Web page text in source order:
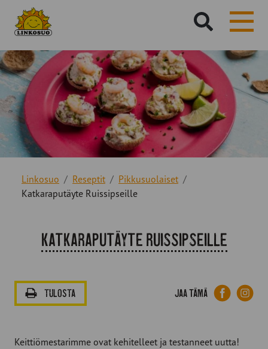
sivustolta:
Linkosuo Reseptit
Pikkusuolaiset
Katkaraputäyte Ruissipseille
Katkaraputäyte Ruissipseille
TULOSTA Jaa tämä Facebook
Keittiömestarimme ovat kehitelleet ja testanneet uutta!